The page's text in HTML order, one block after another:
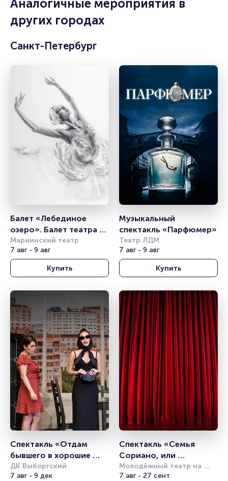
Аналогичные мероприятия в
других городах
Санкт-Петербург
Балет «Лебединое
озеро». Балет театра
им. Леонида Якобсона
Мариинский театр
7 авг - 9 авг
Купить
Музыкальный
спектакль «Парфюмер»
Театр ЛДМ
7 авг - 9 авг
Купить
Спектакль «Отдам
бывшего в хорошие
руки»
ДК Выборгский
7 авг - 9 дек
Спектакль «Семья
Сориано, или
Итальянская комедия»
Молодёжный театр на
Фонтанке
7 авг - 27 сент